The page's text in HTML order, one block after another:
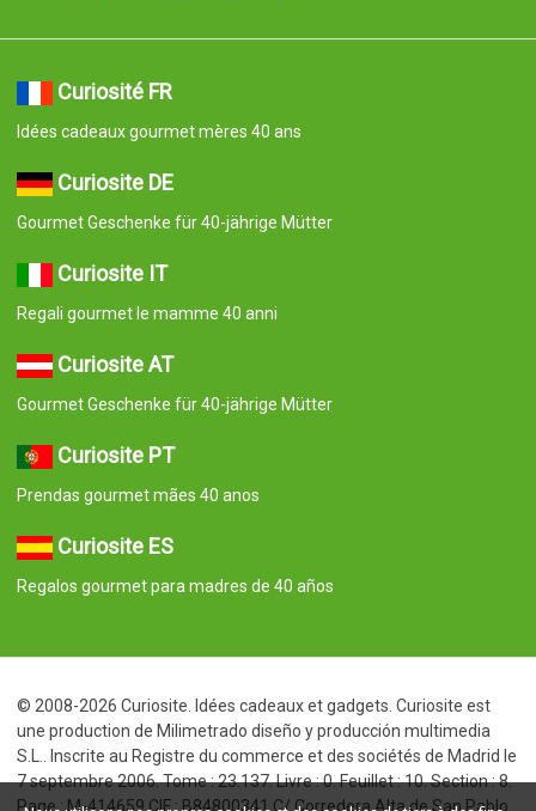
Curiosité FR
Idées cadeaux gourmet mères 40 ans
Curiosite DE
Gourmet Geschenke für 40-jährige Mütter
Curiosite IT
Regali gourmet le mamme 40 anni
Curiosite AT
Gourmet Geschenke für 40-jährige Mütter
Curiosite PT
Prendas gourmet mães 40 anos
Curiosite ES
Regalos gourmet para madres de 40 años
© 2008-2026 Curiosite. Idées cadeaux et gadgets. Curiosite est
une production de Milimetrado diseño y producción multimedia
S.L.. Inscrite au Registre du commerce et des sociétés de Madrid le
7 septembre 2006. Tome : 23.137. Livre : 0. Feuillet : 10. Section : 8.
Page : M-414659 CIF : B84800341 C/ Corredera Alta de San Pablo